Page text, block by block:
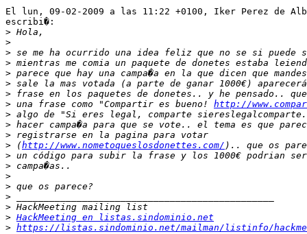
El lun, 09-02-2009 a las 11:22 +0100, Iker Perez de
escribi�:
>
>
>
>
>
>
>
> una frase como "Compartir es bueno! http://
>
>
>
> (http://www.nometoqueslosdonettes.com/
>
>
>
>
>
>
> HackMeeting en listas.sindominio.net
> https://listas.sindominio.net/mailman/listinfo/